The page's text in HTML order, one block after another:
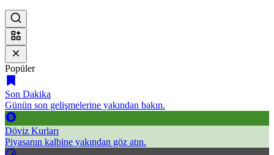
Popüler
Son Dakika
Günün son gelişmelerine yakından bakın.
Döviz Kurları
Piyasanın kalbine yakından göz atın.